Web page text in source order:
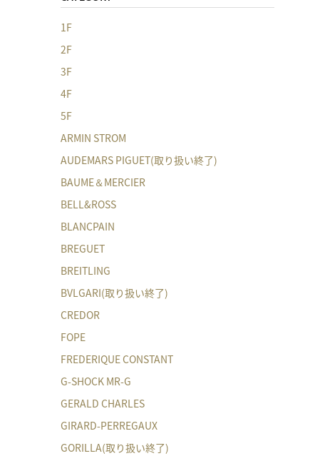
1F
2F
3F
4F
5F
ARMIN STROM
AUDEMARS PIGUET(取り扱い終了)
BAUME＆MERCIER
BELL&ROSS
BLANCPAIN
BREGUET
BREITLING
BVLGARI(取り扱い終了)
CREDOR
FOPE
FREDERIQUE CONSTANT
G-SHOCK MR-G
GERALD CHARLES
GIRARD-PERREGAUX
GORILLA(取り扱い終了)